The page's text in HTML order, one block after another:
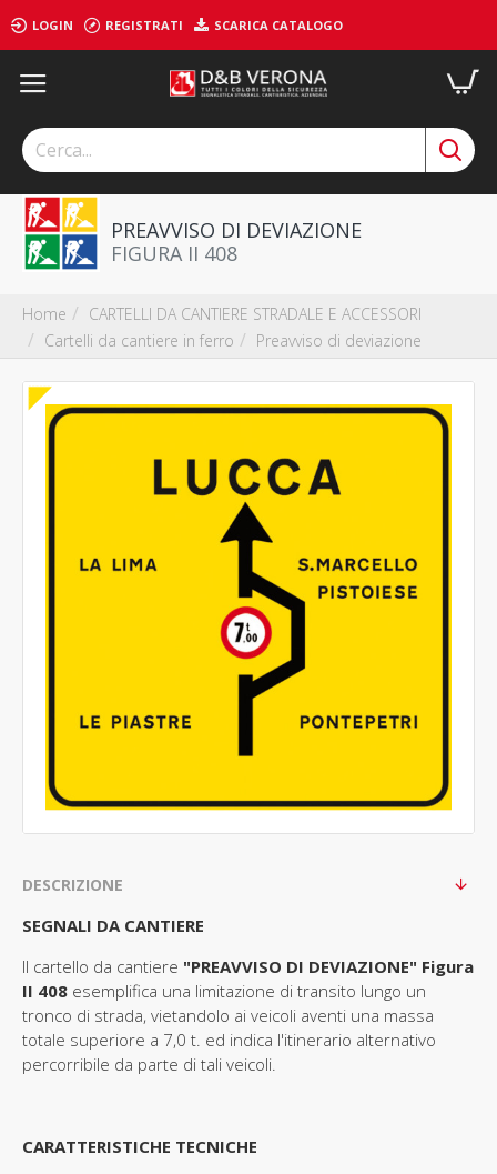
LOGIN REGISTRATI SCARICA CATALOGO
Home
CARTELLI DA CANTIERE STRADALE E ACCESSORI
Cartelli da cantiere in ferro
Preavviso di deviazione
PREAVVISO DI DEVIAZIONE
FIGURA II 408
DESCRIZIONE
SEGNALI DA CANTIERE
Il cartello da cantiere "PREAVVISO DI DEVIAZIONE" Figura
II 408 esemplifica una limitazione di transito lungo un
tronco di strada, vietandolo ai veicoli aventi una massa
totale superiore a 7,0 t. ed indica l'itinerario alternativo
percorribile da parte di tali veicoli.
CARATTERISTICHE TECNICHE